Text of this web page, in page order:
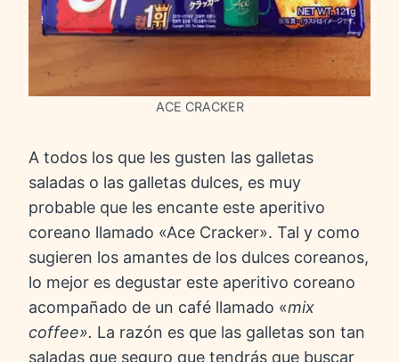
ACE CRACKER
A todos los que les gusten las galletas
saladas o las galletas dulces, es muy
probable que les encante este aperitivo
coreano llamado «Ace Cracker». Tal y como
sugieren los amantes de los dulces coreanos,
lo mejor es degustar este aperitivo coreano
acompañado de un café llamado «mix
coffee». La razón es que las galletas son tan
saladas que seguro que tendrás que buscar